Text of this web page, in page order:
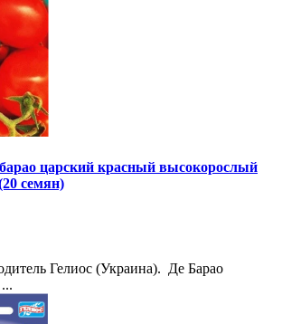
царский красный высокорослый
семян)
Гелиос (Украина). Де Барао